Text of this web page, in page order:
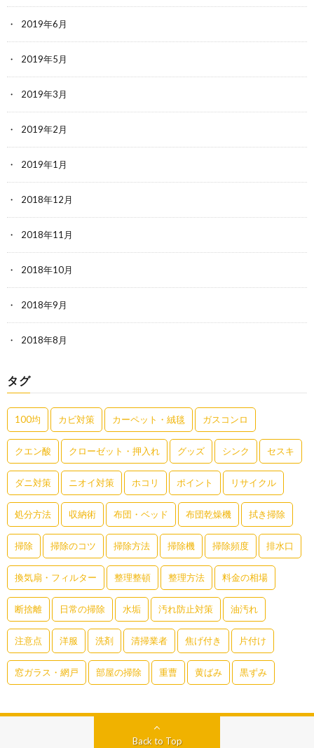
2019年6月
2019年5月
2019年3月
2019年2月
2019年1月
2018年12月
2018年11月
2018年10月
2018年9月
2018年8月
タグ
100均 カビ対策 カーペット・絨毯 ガスコンロ
クエン酸 クローゼット・押入れ グッズ シンク セスキ
ダニ対策 ニオイ対策 ホコリ ポイント リサイクル
処分方法 収納術 布団・ベッド 布団乾燥機 拭き掃除
掃除 掃除のコツ 掃除方法 掃除機 掃除頻度 排水口
換気扇・フィルター 整理整頓 整理方法 料金の相場
断捨離 日常の掃除 水垢 汚れ防止対策 油汚れ
注意点 洋服 洗剤 清掃業者 焦げ付き 片付け
窓ガラス・網戸 部屋の掃除 重曹 黄ばみ 黒ずみ
Back to Top